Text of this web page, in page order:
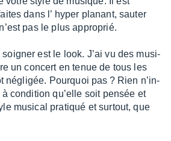
dans l’ hyper planant, sauter
pas le plus appro­prié.
soigner est le look. J’ai vu des musi­
un concert en tenue de tous les
négli­gée. Pourquoi pas ? Rien n’in­
condi­tion qu’elle soit pensée et
musi­cal pratiqué et surtout, que